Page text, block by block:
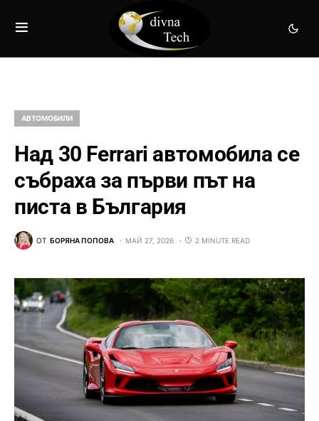
АВТОМОБИЛИ
Над 30 Ferrari автомобила се
събраха за първи път на
писта в България
ОТ БОРЯНА ПОПОВА МАЙ 27, 2026 2 MINUTE READ